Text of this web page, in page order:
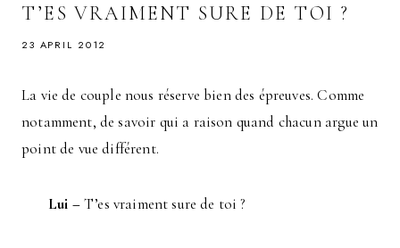
T’ES VRAIMENT SURE DE TOI ?
23 APRIL 2012
La vie de couple nous réserve bien des épreuves. Comme
notamment, de savoir qui a raison quand chacun argue un
point de vue différent.
Lui –T’es vraiment sure de toi ?